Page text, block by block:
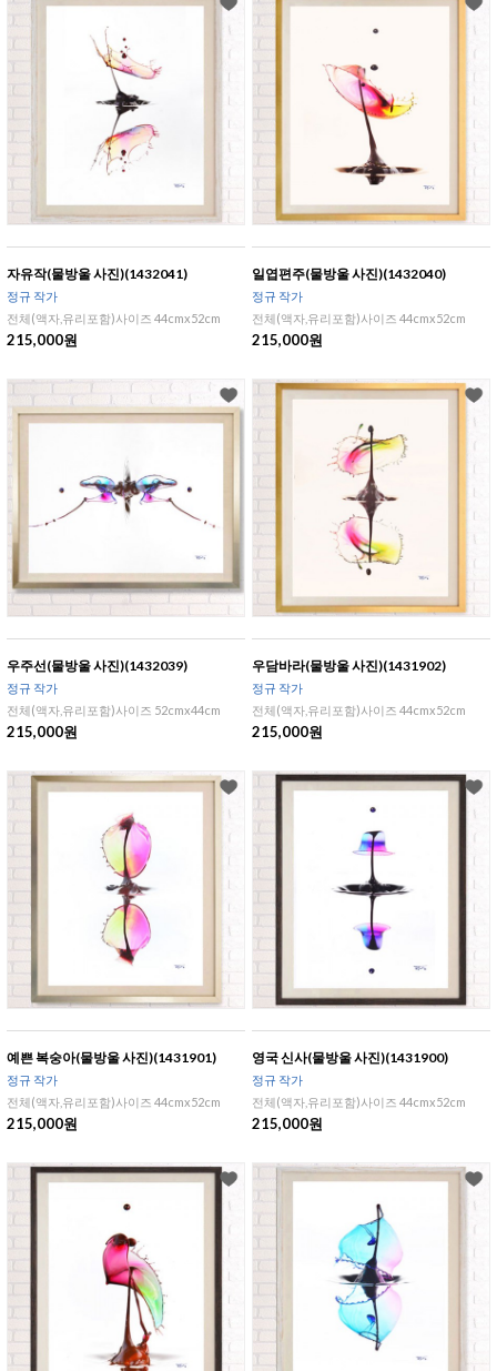
자유작(물방울 사진)(1432041)
정규 작가
전체(액자,유리포함)사이즈 44cmx52cm
215,000원
일엽편주(물방울 사진)(1432040)
정규 작가
전체(액자,유리포함)사이즈 44cmx52cm
215,000원
우주선(물방울 사진)(1432039)
정규 작가
전체(액자,유리포함)사이즈 52cmx44cm
215,000원
우담바라(물방울 사진)(1431902)
정규 작가
전체(액자,유리포함)사이즈 44cmx52cm
215,000원
예쁜 복숭아(물방울 사진)(1431901)
정규 작가
전체(액자,유리포함)사이즈 44cmx52cm
215,000원
영국 신사(물방울 사진)(1431900)
정규 작가
전체(액자,유리포함)사이즈 44cmx52cm
215,000원